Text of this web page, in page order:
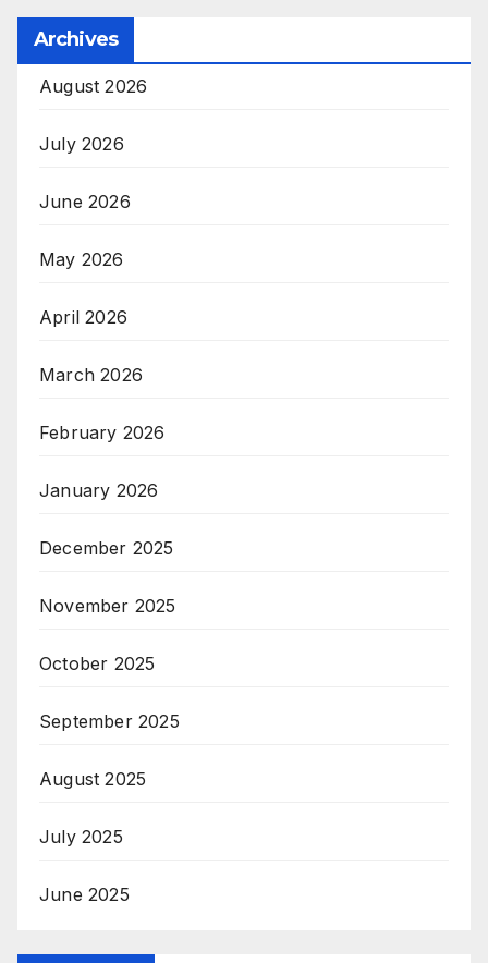
Archives
August 2026
July 2026
June 2026
May 2026
April 2026
March 2026
February 2026
January 2026
December 2025
November 2025
October 2025
September 2025
August 2025
July 2025
June 2025